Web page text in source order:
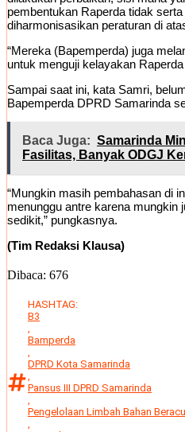
pembentukan Raperda tidak
diharmonisasikan peraturan di
“Mereka (Bapemperda) juga
untuk menguji kelayakan Raperda
Sampai saat ini, kata Samri,
Bapemperda DPRD Samarinda
Baca Juga: Samarinda
Fasilitas, Banyak ODGJ
“Mungkin masih pembahasan di
menunggu antre karena mungkin
sedikit,” pungkasnya.
(Tim Redaksi Klausa)
Dibaca: 676
HASHTAG:
B3
,
Bamperda
,
DPRD Kota Samarinda
,
Pansus III DPRD Samarinda
,
Pengelolaan Limbah Bahan
,